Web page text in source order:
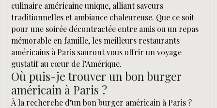
culinaire américaine unique, alliant saveurs
traditionnelles et ambiance chaleureuse. Que ce soit
pour une soirée décontractée entre amis ou un repas
mémorable en famille, les meilleurs restaurants
américains à Paris sauront vous offrir un voyage
gustatif au cœur de l’Amérique.
Où puis-je trouver un bon burger
américain à Paris ?
À la recherche d’un bon burger américain à Paris ?